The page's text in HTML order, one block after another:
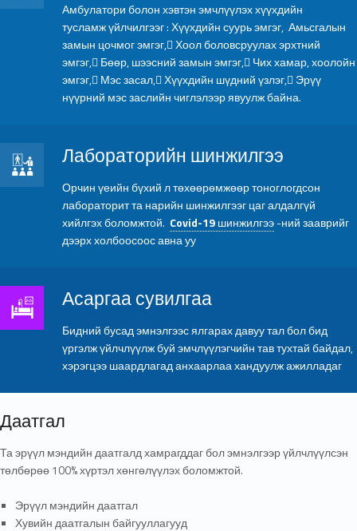
Амбулатори болон хэвтэн эмчлүүлэх хүүхдийн
тусламж үйлчилгээг : Хүүхдийн суурь эмгэг, Амьсгалын
замын цочмог эмгэг, Хоол боловсруулах эрхтний
эмгэг, Бөөр, шээсний замын эмгэг, Чих хамар, хоолойн
эмгэг, Мэс засал, Хүүхдийн шүдний үзлэг, Эрүү
нүүрний мэс заслийн чиглэлээр явуулж байна.
Лабораторийн шинжилгээ
Лабораторийн шинжилгээ
Орчин үеийн бүхий л төхөөрөмжөөр тоноглогдсон
лабораторит та нарийн шинжилгээг цаг алдалгүй
хийлгэх боломжтой. Covid-19шинжилгээ-ний зааврийг
дээрх холбоосоос авна уу
Асаргаа сувилгаа
Асаргаа сувилгаа
Бидний бусад эмнэлгээс ялгарах давуу тал бол бид
үргэлж үйлчлүүлж буй эмчлүүлэгчийн тав тухтай байдал,
хэрэгцээ шаардлагад анхаарлаа хандуулж ажилладаг
Даатгал
Та эрүүл мэндийн даатгалд хамрагддаг бол эмнэлгээр үйлчлүүлсэн
төлбөрөө 100% хүртэл хөнгөлүүлэх боломжтой.
Эрүүл мэндийн даатгал
Хувийн даатгалын байгууллагууд